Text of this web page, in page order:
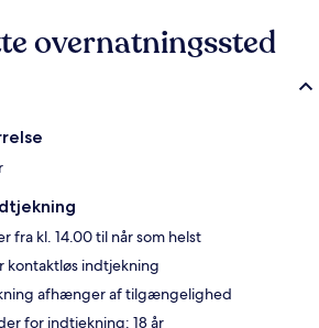
overnatningssted
fra kl. 14.00 til når som helst
kontaktløs indtjekning
afhænger af tilgængelighed
for indtjekning: 18 år